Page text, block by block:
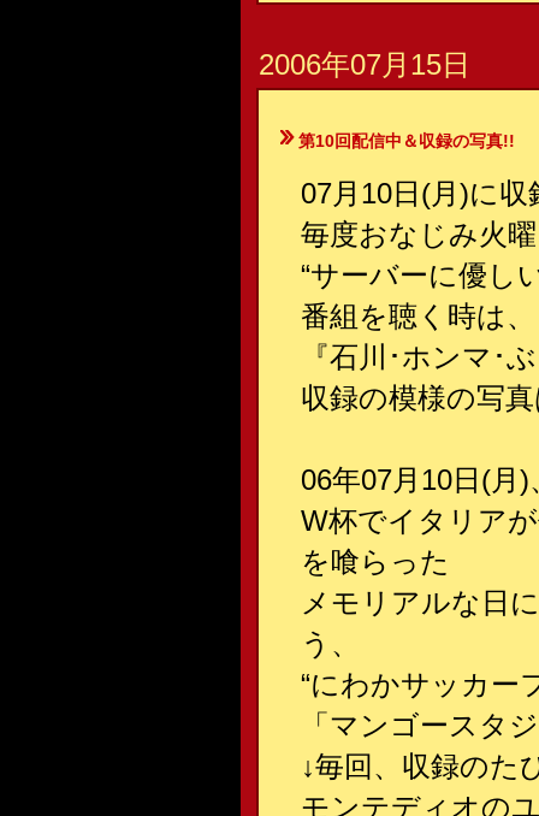
2006年07月15日
第10回配信中＆収録の写真!!
07月10日(月)に
毎度おなじみ火
“サーバーに優し
番組を聴く時は、
『石川･ホンマ･
収録の模様の写
06年07月10日(
W杯でイタリア
を喰らった
メモリアルな日
う、
“にわかサッカー
「マンゴースタ
↓毎回、収録のた
モンテディオの